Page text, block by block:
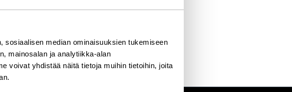
sosiaalisen median ominaisuuksien tukemiseen
mainosalan ja analytiikka-alan
voivat yhdistää näitä tietoja muihin tietoihin, joita